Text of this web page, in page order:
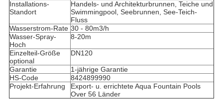
Installations-
Standort
Handels- und Architekturbrunnen, Teiche und
Swimmingpool, Seebrunnen, See-Teich-
Fluss
Wasserstrom-Rate 30 - 80m3/h
Wasser-Spray-
Hoch
8-20m
Einzelteil-Größe
optional
DN120
Garantie
1-jährige Garantie
HS-Code
8424899990
Projekt-Erfahrung
Export- u. errichtete Aqua Fountain Pools
Over 56 Länder